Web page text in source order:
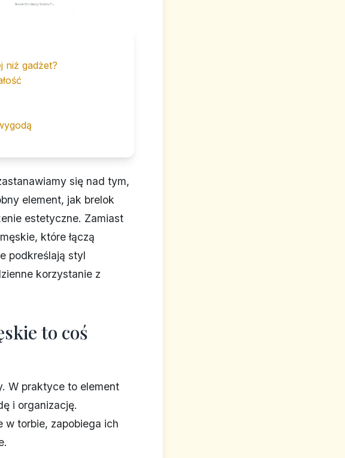
niż gadżet?
się nad tym,
element, jak brelok
estetyczne. Zamiast
które łączą
podkreślają styl
korzystanie z
to coś
W praktyce to element
i organizację.
w torbie, zapobiega ich